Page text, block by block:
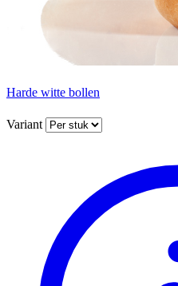
Harde witte bollen
Variant